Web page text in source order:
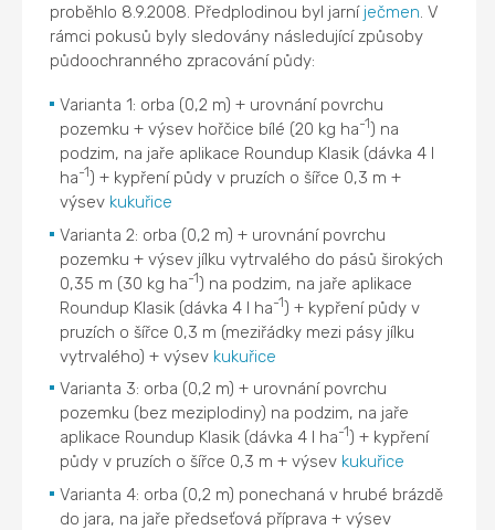
proběhlo 8.9.2008. Předplodinou byl jarní ječmen. V
rámci pokusů byly sledovány následující způsoby
půdoochranného zpracování půdy:
Varianta 1: orba (0,2 m) + urovnání povrchu
pozemku + výsev hořčice bílé (20 kg ha-1) na
podzim, na jaře aplikace Roundup Klasik (dávka 4 l
ha-1) + kypření půdy v pruzích o šířce 0,3 m +
výsev kukuřice
Varianta 2: orba (0,2 m) + urovnání povrchu
pozemku + výsev jílku vytrvalého do pásů širokých
0,35 m (30 kg ha-1) na podzim, na jaře aplikace
Roundup Klasik (dávka 4 l ha-1) + kypření půdy v
pruzích o šířce 0,3 m (meziřádky mezi pásy jílku
vytrvalého) + výsev kukuřice
Varianta 3: orba (0,2 m) + urovnání povrchu
pozemku (bez meziplodiny) na podzim, na jaře
aplikace Roundup Klasik (dávka 4 l ha-1) + kypření
půdy v pruzích o šířce 0,3 m + výsev kukuřice
Varianta 4: orba (0,2 m) ponechaná v hrubé brázdě
do jara, na jaře předseťová příprava + výsev